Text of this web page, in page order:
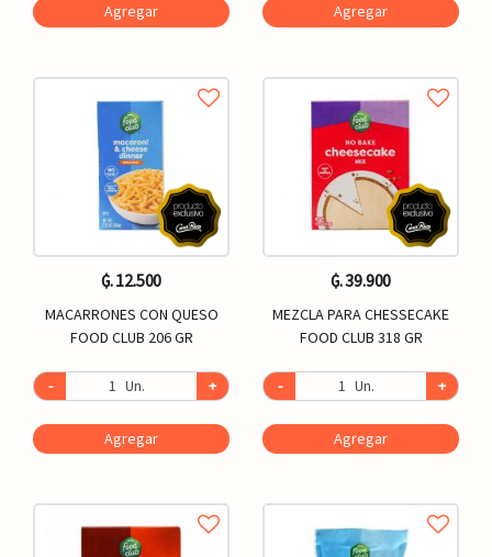
Agregar Agregar
₲. 12.500
MACARRONES CON QUESO
FOOD CLUB 206 GR
- Un. +
Agregar
₲. 39.900
MEZCLA PARA CHESSECAKE
FOOD CLUB 318 GR
- Un. +
Agregar